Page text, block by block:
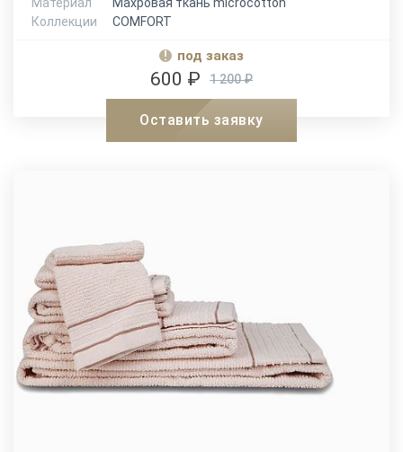
Коллекции
COMFORT
под заказ
1 200 ₽
600 ₽
Оставить заявку